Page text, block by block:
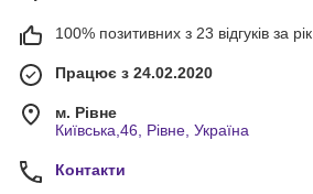
100% позитивних з 23 відгуків за рік
Працює з 24.02.2020
м. Рівне
Київська,46, Рівне, Україна
Контакти